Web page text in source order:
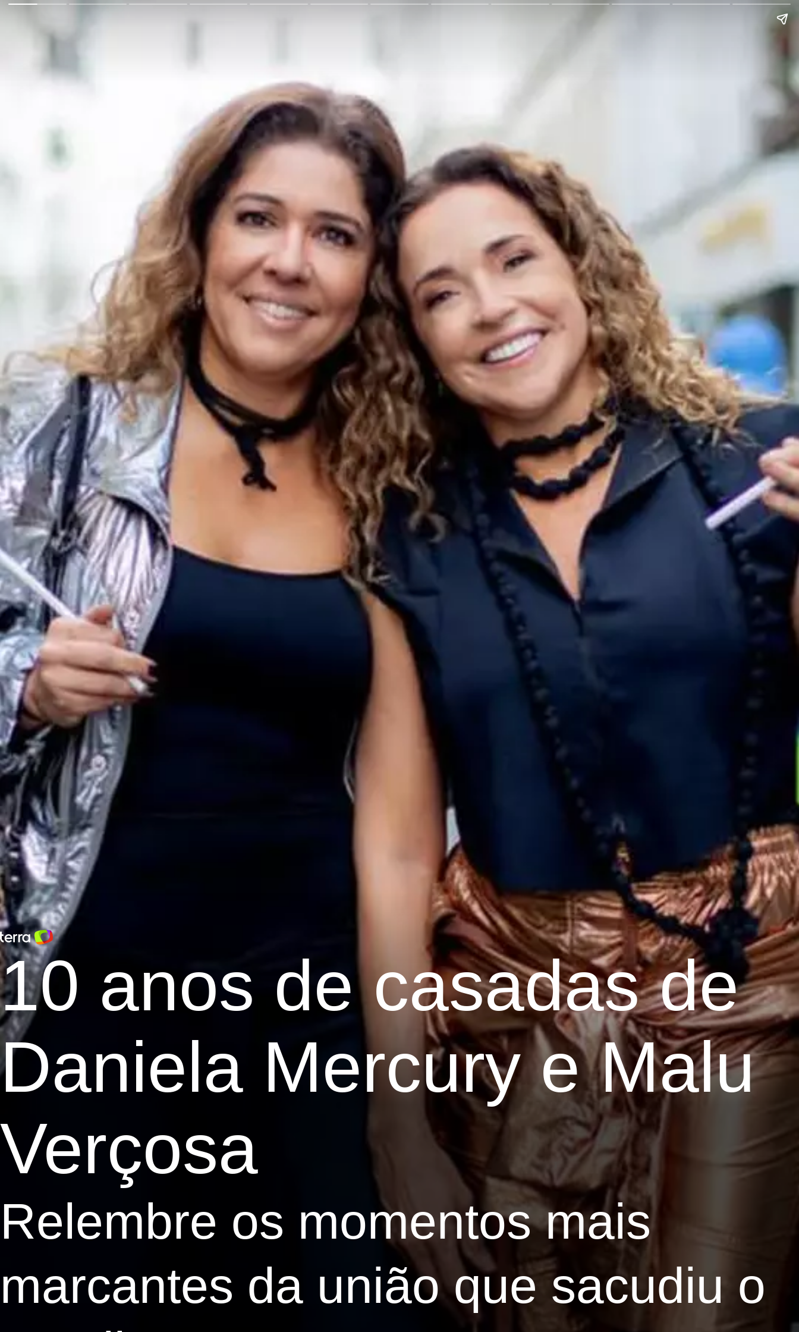
10 anos de casadas de
Daniela Mercury e Malu
Verçosa
Relembre os momentos mais
marcantes da união que sacudiu o